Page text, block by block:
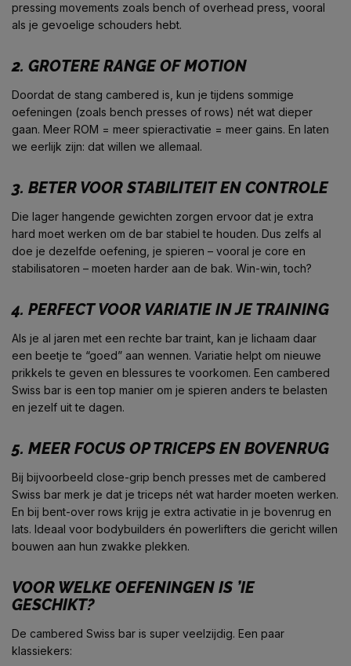
pressing movements zoals bench of overhead press, vooral
als je gevoelige schouders hebt.
2. GROTERE RANGE OF MOTION
Doordat de stang cambered is, kun je tijdens sommige
oefeningen (zoals bench presses of rows) nét wat dieper
gaan. Meer ROM = meer spieractivatie = meer gains. En laten
we eerlijk zijn: dat willen we allemaal.
3. BETER VOOR STABILITEIT EN CONTROLE
Die lager hangende gewichten zorgen ervoor dat je extra
hard moet werken om de bar stabiel te houden. Dus zelfs al
doe je dezelfde oefening, je spieren – vooral je core en
stabilisatoren – moeten harder aan de bak. Win-win, toch?
4. PERFECT VOOR VARIATIE IN JE TRAINING
Als je al jaren met een rechte bar traint, kan je lichaam daar
een beetje te “goed” aan wennen. Variatie helpt om nieuwe
prikkels te geven en blessures te voorkomen. Een cambered
Swiss bar is een top manier om je spieren anders te belasten
en jezelf uit te dagen.
5. MEER FOCUS OP TRICEPS EN BOVENRUG
Bij bijvoorbeeld close-grip bench presses met de cambered
Swiss bar merk je dat je triceps nét wat harder moeten werken.
En bij bent-over rows krijg je extra activatie in je bovenrug en
lats. Ideaal voor bodybuilders én powerlifters die gericht willen
bouwen aan hun zwakke plekken.
VOOR WELKE OEFENINGEN IS ’IE
GESCHIKT?
De cambered Swiss bar is super veelzijdig. Een paar
klassiekers: